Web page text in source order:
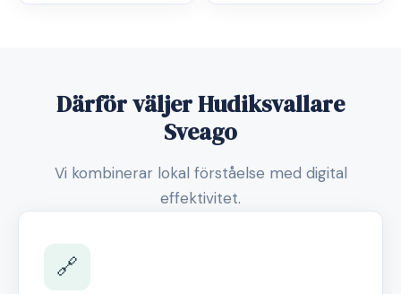
Därför väljer Hudiksvallare
Sveago
Vi kombinerar lokal förståelse med digital
effektivitet.
🔗